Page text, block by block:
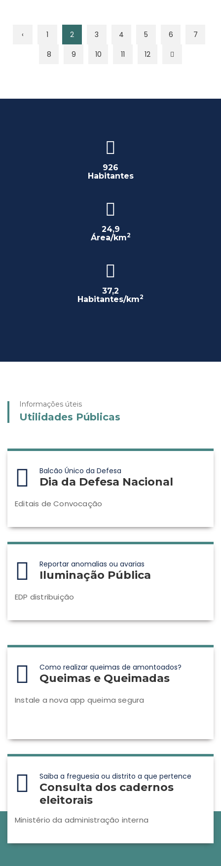
‹ 1 2 3 4 5 6
7
8
9 10 11 12
926
Habitantes
24,9
Área/km2
37,2
Habitantes/km2
Informações úteis
Utilidades Públicas
Balcão Único da Defesa
Dia da Defesa Nacional
Editais de Convocação
Reportar anomalias ou avarias
Iluminação Pública
EDP distribuição
Como realizar queimas de amontoados?
Queimas e Queimadas
Instale a nova app queima segura
Saiba a freguesia ou distrito a que pertence
Consulta dos cadernos
eleitorais
Ministério da administração interna